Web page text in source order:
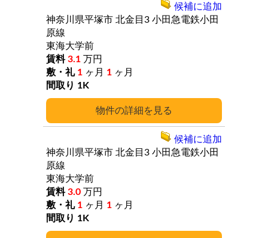
詳細
神奈川県平塚市 北金目3 小田急電鉄小田
原線
東海大学前
3.1 万円
1 ヶ月 1 ヶ月
1K
候補に追加
神奈川県平塚市 北金目3 小田急電鉄小田
原線
東海大学前
3.0 万円
1 ヶ月 1 ヶ月
1K
候補に追加